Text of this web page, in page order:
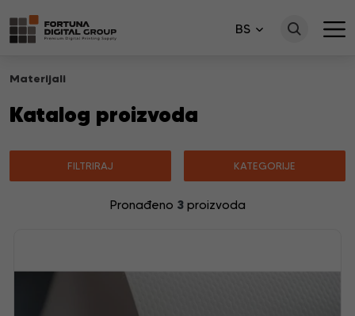
BS
Materijali
Katalog proizvoda
FILTRIRAJ KATEGORIJE
Pronađeno 3proizvoda